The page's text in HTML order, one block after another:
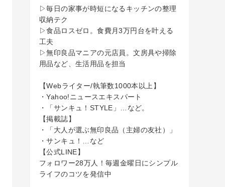
▷毎日の家事が時短になるキッチンの整理
収納テク
▷食品ロスゼロ。食費月3万円台を叶える
工夫
▷無印良品マニアの元店員。文房具や掃除
用品など、生活用品を担当
【Webライター/執筆数1000本以上】
・Yahoo!ニュースエキスパート
・「サンキュ！STYLE」…など。
【掲載誌】
・「大人が選ぶ無印良品（主婦の友社）」
・サンキュ！…など
【公式LINE】
フォロワー28万人！毎週金曜日にシンプル
ライフのコツを発信中